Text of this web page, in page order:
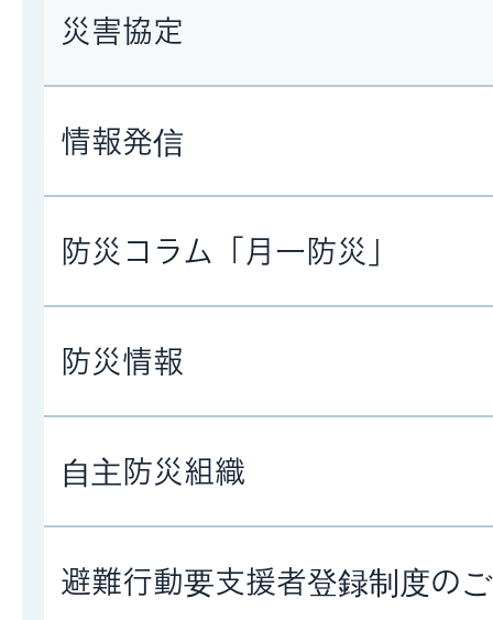
災害協定
情報発信
防災コラム「月一防災」
防災情報
自主防災組織
避難行動要支援者登録制度の